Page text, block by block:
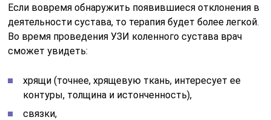
Если вовремя обнаружить появившиеся отклонения в
деятельности сустава, то терапия будет более легкой.
Во время проведения УЗИ коленного сустава врач
сможет увидеть:
хрящи (точнее, хрящевую ткань, интересует ее
контуры, толщина и истонченность),
связки,